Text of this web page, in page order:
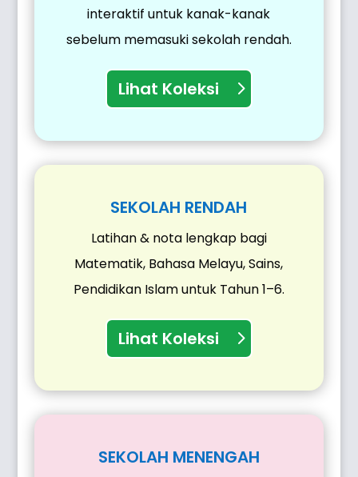
interaktif untuk kanak-kanak
sebelum memasuki sekolah rendah.
Lihat Koleksi
SEKOLAH RENDAH
Latihan & nota lengkap bagi
Matematik, Bahasa Melayu, Sains,
Pendidikan Islam untuk Tahun 1–6.
Lihat Koleksi
SEKOLAH MENENGAH